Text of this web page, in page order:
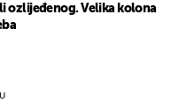
ozlijeđenog. Velika kolona